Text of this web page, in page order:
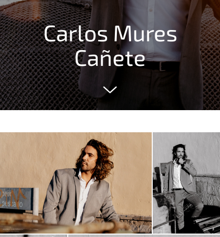
Carlos Mures
Cañete